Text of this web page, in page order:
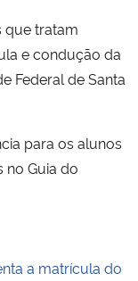
que tratam
e condução da
Federal de Santa
para os alunos
Guia do
a matrícula do